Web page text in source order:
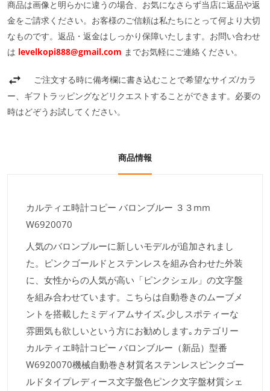
商品は画像と明らかに違うの場合、お気になさらず当店に返品や返
金をご請求ください。お客様のご信頼は私たちにとって何より大切
なものです。返品・返金はしっかり保障いたします。お問い合わせ
は levelkopi888@gmail.com までお気軽にご連絡ください。
ご注文する時に備考欄に書き込むことで希望なサイズ/カラ
ー、ギフトラッピングなどリクエストすることができます。必要の
時はどぞうお試してください。
商品情報
カルティエ時計コピー バロンブルー ３３mm
W6920070
人気のバロンブルーに新しいモデルが追加されまし
た。ピンクゴールドとステンレスを組み合わせた外装
に、女性からの人気が高い「ピンクシェル」の文字盤
を組み合わせています。こちらは自動巻きのムーブメ
ントを搭載したミディアムサイズ｡少しスポティーな
雰囲気も欲しいという方にお勧めします｡カテゴリー
カルティエ時計コピー バロンブルー（新品）型番
W6920070機械自動巻き材質名ステンレスピンクゴー
ルドタイプレディース文字盤色ピンク文字盤材質シェ